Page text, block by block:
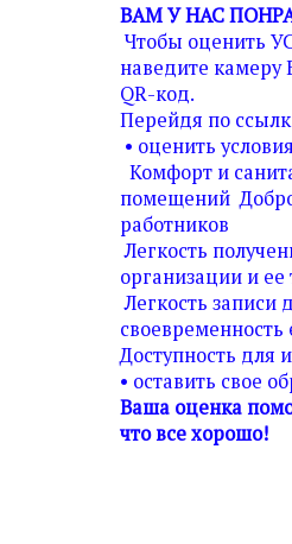
ВАМ У НАС
Чтобы оценить
наведите камеру
QR-код.
Перейдя по
• оценить
Комфорт и
помещений
работников
Легкость
организации и ее
Легкость записи
своевременность
Доступность для
• оставить свое
Ваша оценка
что все хорошо!